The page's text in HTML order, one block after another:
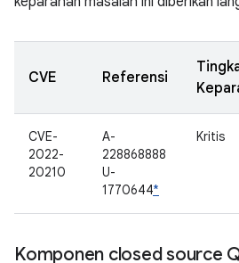
CVE Referensi
CVE-
2022-
20210
A-
228868888
U-
1770644*
Kritis
Komponen closed source